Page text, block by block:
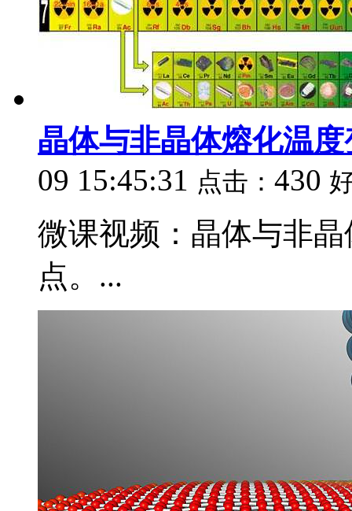
晶体与非晶体熔化温
09 15:45:31 点击： 430
微课视频：晶体与非
点。...